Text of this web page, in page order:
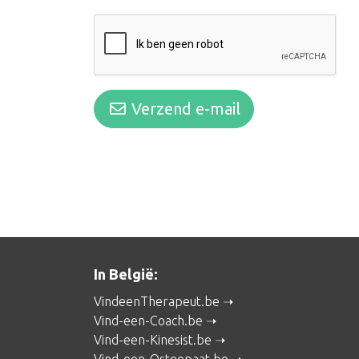
Verzend e-mail
In België:
VindeenTherapeut.be
Vind-een-Coach.be
Vind-een-Kinesist.be